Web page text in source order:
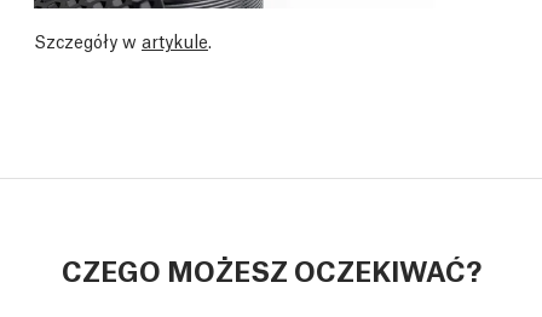
Szczegóły w artykule.
CZEGO MOŻESZ OCZEKIWAĆ?